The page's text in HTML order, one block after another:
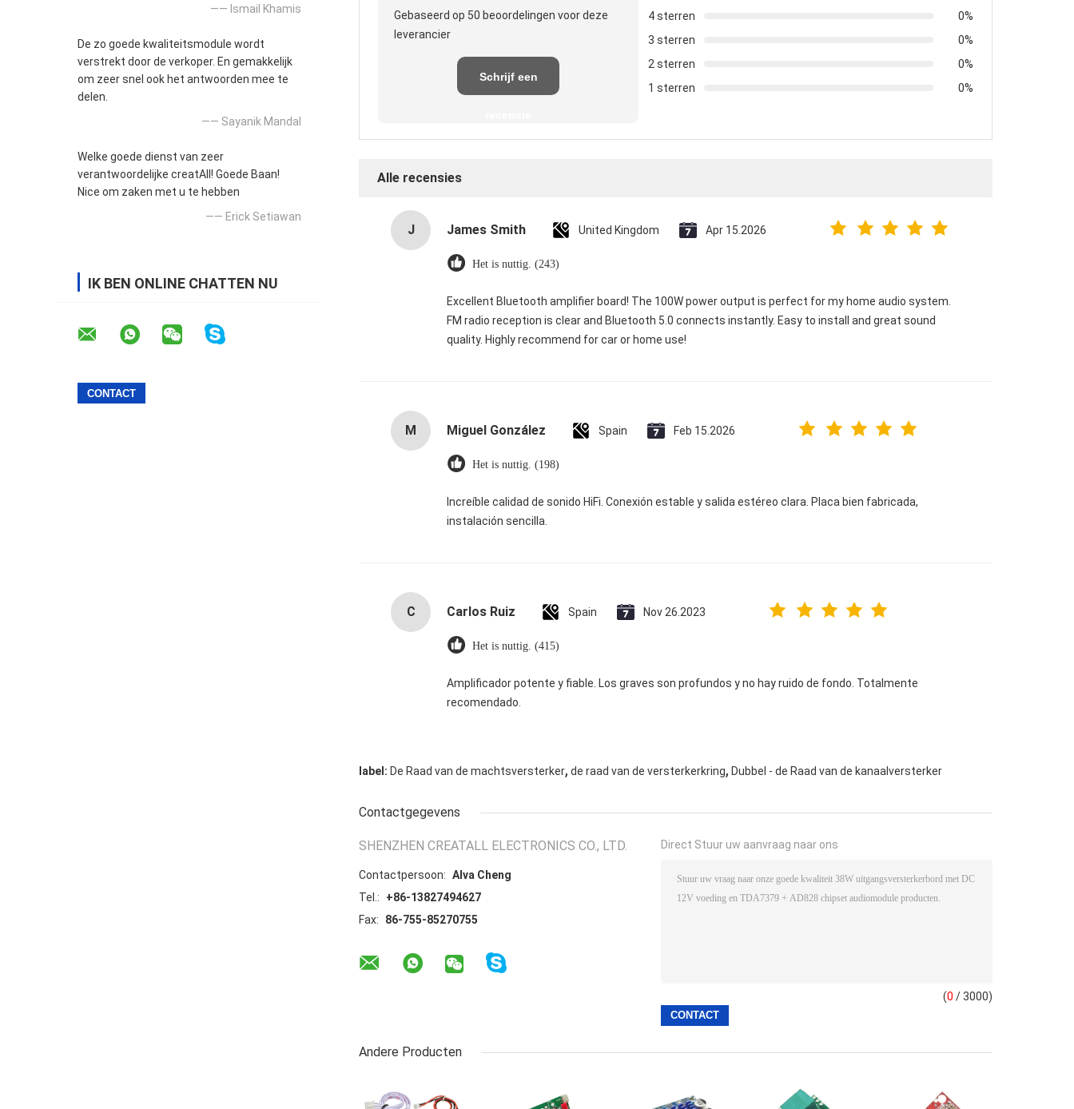
—— Ismail Khamis
De zo goede kwaliteitsmodule wordt
verstrekt door de verkoper. En gemakkelijk
om zeer snel ook het antwoorden mee te
delen.
—— Sayanik Mandal
Welke goede dienst van zeer
verantwoordelijke creatAll! Goede Baan!
Nice om zaken met u te hebben
—— Erick Setiawan
IK BEN ONLINE CHATTEN NU
Gebaseerd op 50 beoordelingen voor deze
leverancier
Schrijf een
4 sterren
0%
3 sterren
0%
2 sterren
0%
1 sterren
0%
Alle recensies
J James Smith United Kingdom Apr 15.2026
Het is nuttig. (243)
Excellent Bluetooth amplifier board! The 100W power output is perfect for my home audio system.
FM radio reception is clear and Bluetooth 5.0 connects instantly. Easy to install and great sound
quality. Highly recommend for car or home use!
M Miguel González Spain Feb 15.2026
Het is nuttig. (198)
Increíble calidad de sonido HiFi. Conexión estable y salida estéreo clara. Placa bien fabricada,
instalación sencilla.
C Carlos Ruiz Spain Nov 26.2023
Het is nuttig. (415)
Amplificador potente y fiable. Los graves son profundos y no hay ruido de fondo. Totalmente
recomendado.
label: De Raad van de machtsversterker, de raad van de versterkerkring, Dubbel - de Raad van de kanaalversterker
Contactgegevens
SHENZHEN CREATALL ELECTRONICS CO., LTD.
Contactpersoon: Alva Cheng
Tel.:
+86-13827494627
Fax:
86-755-85270755
Direct Stuur uw aanvraag naar ons
(0 / 3000)
Andere Producten